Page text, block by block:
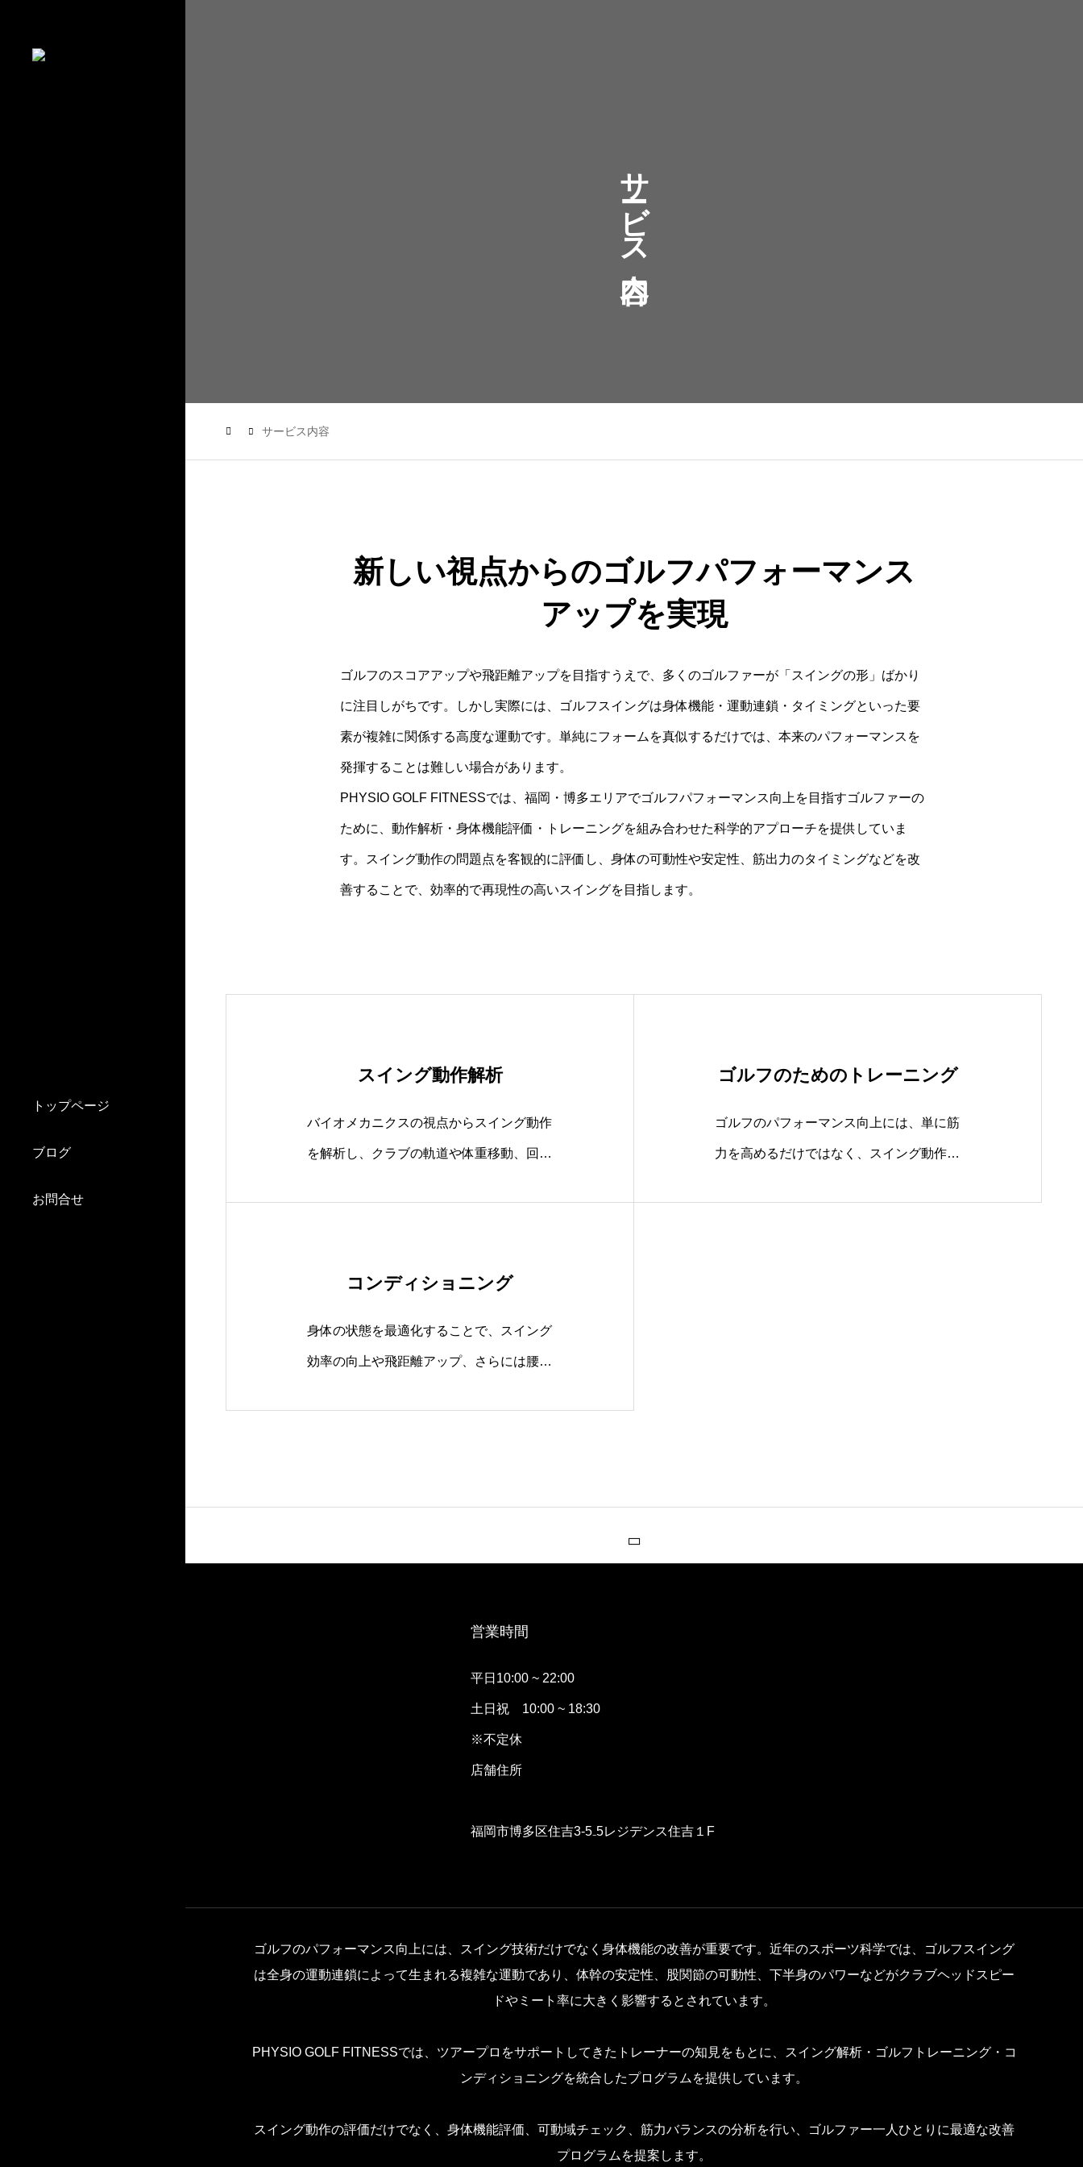
トップページ
ブログ
お問合せ
サ
ビ
ス
サービス内容
新しい視点からのゴルフパフォーマンス
アップを実現
ゴルフのスコアアップや飛距離アップを目指すうえで、多くのゴルファーが「スイングの形」ばかり
に注目しがちです。しかし実際には、ゴルフスイングは身体機能・運動連鎖・タイミングといった要
素が複雑に関係する高度な運動です。単純にフォームを真似するだけでは、本来のパフォーマンスを
発揮することは難しい場合があります。
PHYSIO GOLF FITNESSでは、福岡・博多エリアでゴルフパフォーマンス向上を目指すゴルファーの
ために、動作解析・身体機能評価・トレーニングを組み合わせた科学的アプローチを提供していま
す。スイング動作の問題点を客観的に評価し、身体の可動性や安定性、筋出力のタイミングなどを改
善することで、効率的で再現性の高いスイングを目指します。
スイング動作解析
バイオメカニクスの視点からスイング動作
を解析し、クラブの軌道や体重移動、回旋
ゴルフのためのトレーニング
ゴルフのパフォーマンス向上には、単に筋
力を高めるだけではなく、スイング動作に
コンディショニング
身体の状態を最適化することで、スイング
効率の向上や飛距離アップ、さらには腰痛
営業時間
平日10:00 ~ 22:00
土日祝 10:00 ~ 18:30
※不定休
店舗住所
福岡市博多区住吉3-5₋5レジデンス住吉１F
ゴルフのパフォーマンス向上には、スイング技術だけでなく身体機能の改善が重要です。近年のスポーツ科学では、ゴルフスイング
は全身の運動連鎖によって生まれる複雑な運動であり、体幹の安定性、股関節の可動性、下半身のパワーなどがクラブヘッドスピー
ドやミート率に大きく影響するとされています。
PHYSIO GOLF FITNESSでは、ツアープロをサポートしてきたトレーナーの知見をもとに、スイング解析・ゴルフトレーニング・コ
ンディショニングを統合したプログラムを提供しています。
スイング動作の評価だけでなく、身体機能評価、可動域チェック、筋力バランスの分析を行い、ゴルファー一人ひとりに最適な改善
プログラムを提案します。